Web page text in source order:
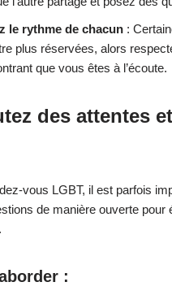
le rythme de chacun :
plus réservées, alors
que vous êtes à l’écoute.
des attentes
vous LGBT, il est parfois
de manière ouverte pour
: